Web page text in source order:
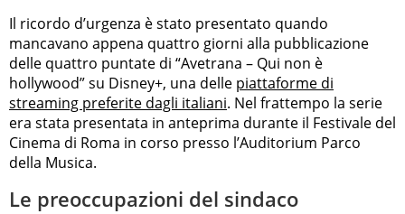
Il ricordo d’urgenza è stato presentato quando
mancavano appena quattro giorni alla pubblicazione
delle quattro puntate di “Avetrana – Qui non è
hollywood” su Disney+, una delle piattaforme di
streaming preferite dagli italiani. Nel frattempo la serie
era stata presentata in anteprima durante il Festivale del
Cinema di Roma in corso presso l’Auditorium Parco
della Musica.
Le preoccupazioni del sindaco